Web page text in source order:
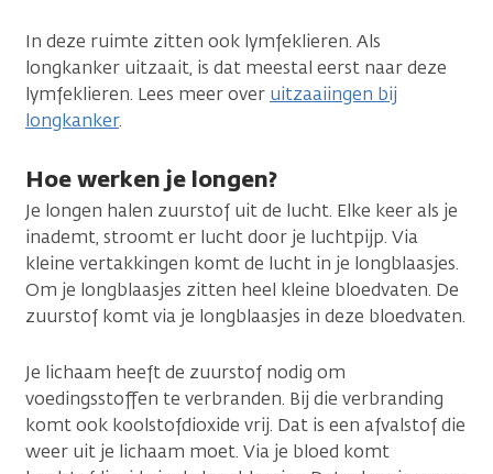
In deze ruimte zitten ook lymfeklieren. Als
longkanker uitzaait, is dat meestal eerst naar deze
lymfeklieren. Lees meer over uitzaaiingen bij
longkanker.
Hoe werken je longen?
Je longen halen zuurstof uit de lucht. Elke keer als je
inademt, stroomt er lucht door je luchtpijp. Via
kleine vertakkingen komt de lucht in je longblaasjes.
Om je longblaasjes zitten heel kleine bloedvaten. De
zuurstof komt via je longblaasjes in deze bloedvaten.
Je lichaam heeft de zuurstof nodig om
voedingsstoffen te verbranden. Bij die verbranding
komt ook koolstofdioxide vrij. Dat is een afvalstof die
weer uit je lichaam moet. Via je bloed komt